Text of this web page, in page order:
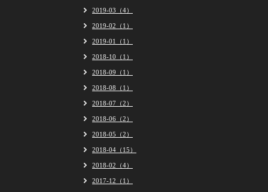
2019-03（4）
2019-02（1）
2019-01（1）
2018-10（1）
2018-09（1）
2018-08（1）
2018-07（2）
2018-06（2）
2018-05（2）
2018-04（15）
2018-02（4）
2017-12（1）